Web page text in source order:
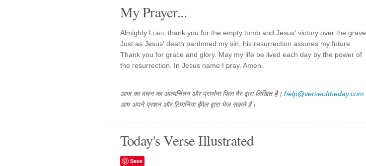
My Prayer...
Almighty Lord , thank you for the empty tomb and Jesus' victory over the grave.
Just as Jesus' death pardoned my sin, his resurrection assures my future.
Thank you for grace and glory. May my life be lived each day by the power of
the resurrection. In Jesus name I pray. Amen.
आज का वचन का आत्मचिंतन और प्रार्थना फिल वैर द्वारा लिखित है। help@verseoftheday.com
आप अपने प्रशन और टिपानिया ईमेल द्वारा भेज सकते है।
Today's Verse Illustrated
Save